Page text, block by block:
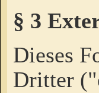
§ 3
Dieses
Dritter